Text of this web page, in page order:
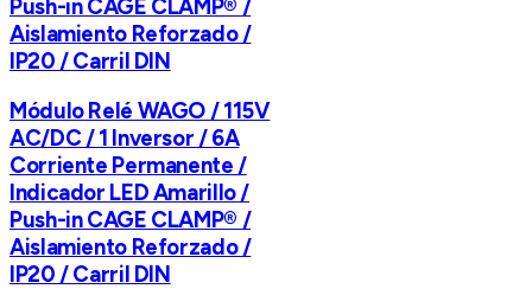
Push-in CAGE CLAMP® /
Aislamiento Reforzado /
IP20 / Carril DIN
Módulo Relé WAGO / 115V
AC/DC / 1 Inversor / 6A
Corriente Permanente /
Indicador LED Amarillo /
Push-in CAGE CLAMP® /
Aislamiento Reforzado /
IP20 / Carril DIN